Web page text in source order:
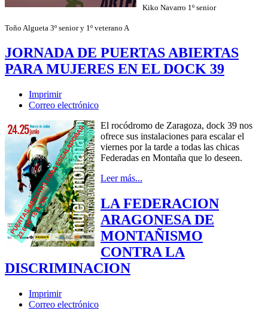
Kiko Navarro 1º senior
Toño Algueta 3º senior y 1º veterano A
JORNADA DE PUERTAS ABIERTAS
PARA MUJERES EN EL DOCK 39
Imprimir
Correo electrónico
El rocódromo de Zaragoza, dock 39 nos
ofrece sus instalaciones para escalar el
viernes por la tarde a todas las chicas
Federadas en Montaña que lo deseen.
Leer más...
LA FEDERACION
ARAGONESA DE
MONTAÑISMO
CONTRA LA
DISCRIMINACION
Imprimir
Correo electrónico